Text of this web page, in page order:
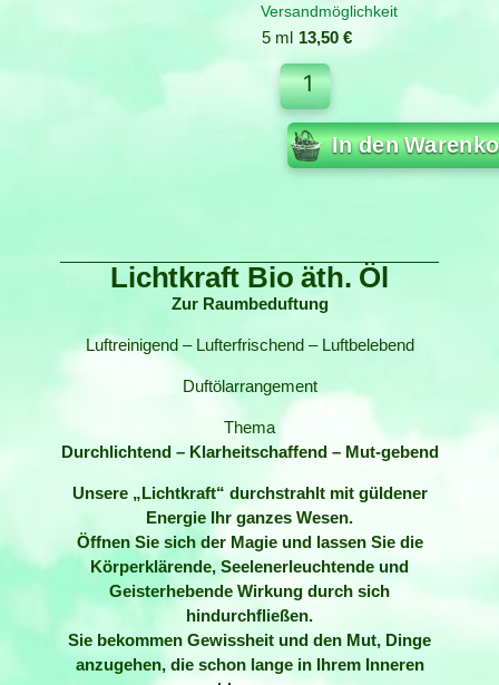
Versandmöglichkeit
5 ml 13,50 €
In den
Lichtkraft Bio äth. Öl
Zur Raumbeduftung
Luftreinigend – Lufterfrischend – Luftbelebend
Duftölarrangement
Thema
Durchlichtend – Klarheitschaffend – Mut-gebend
Unsere „Lichtkraft“ durchstrahlt mit güldener
Energie Ihr ganzes Wesen.
Öffnen Sie sich der Magie und lassen Sie die
Körperklärende, Seelenerleuchtende und
Geisterhebende Wirkung durch sich
hindurchfließen.
Sie bekommen Gewissheit und den Mut, Dinge
anzugehen, die schon lange in Ihrem Inneren